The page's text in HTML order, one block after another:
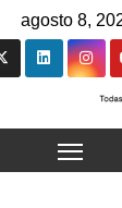
agosto 8,